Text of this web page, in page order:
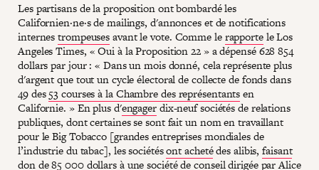
Les partisans de la proposition ont bombardé les
Californien·ne·s de mailings, d'annonces et de notifications
internestrompeusesavant le vote. Comme lerapportele Los
Angeles Times, « Oui à la Proposition 22 » a dépensé 628 854
dollars par jour : « Dans un mois donné, cela représente plus
d'argent que tout un cycle électoral de collecte de fonds dans
49 des53 courses à la Chambre des représentantsen
Californie. » En plus d'engagerdix-neuf sociétés de relations
publiques, dont certaines se sont fait un nom en travaillant
pour le Big Tobacco [grandes entreprises mondiales de
l’industrie du tabac], les sociétésont achetédes alibis,faisant
donde 85 000 dollars à une société de conseil dirigée par Alice